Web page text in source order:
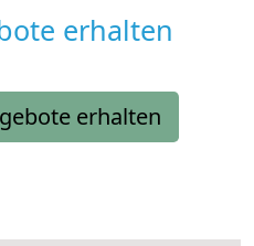
erhalten
erhalten